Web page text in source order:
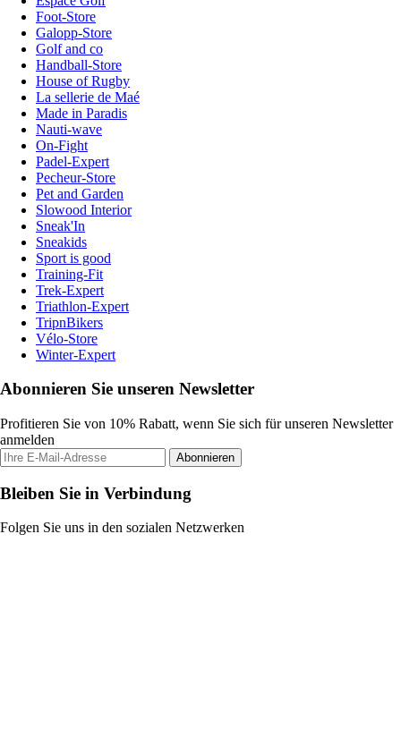
Foot-Store
Galopp-Store
Golf and co
Handball-Store
House of Rugby
La sellerie de Maé
Made in Paradis
Nauti-wave
On-Fight
Padel-Expert
Pecheur-Store
Pet and Garden
Slowood Interior
Sneak'In
Sneakids
Sport is good
Training-Fit
Trek-Expert
Triathlon-Expert
TripnBikers
Vélo-Store
Winter-Expert
Abonnieren Sie unseren Newsletter
Profitieren Sie von 10% Rabatt, wenn Sie sich für unseren Newsletter
anmelden
Abonnieren
Bleiben Sie in Verbindung
Folgen Sie uns in den sozialen Netzwerken